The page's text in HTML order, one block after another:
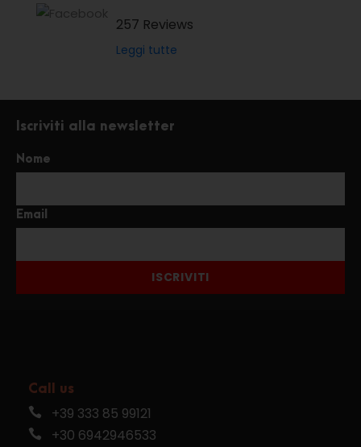
257 Reviews
Leggi tutte
Iscriviti alla newsletter
Nome
Email
ISCRIVITI
Call us
+39 333 85 99121
+30 6942946533